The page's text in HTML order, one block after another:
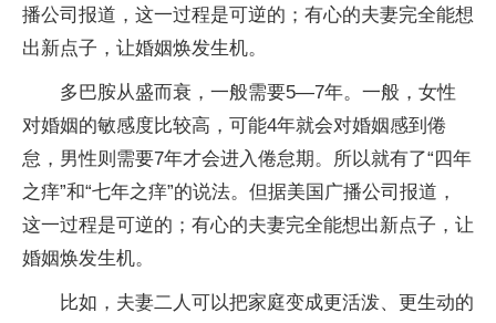
播公司报道，这一过程是可逆的；有心的夫妻完全能想
出新点子，让婚姻焕发生机。
多巴胺从盛而衰，一般需要5—7年。一般，女性
对婚姻的敏感度比较高，可能4年就会对婚姻感到倦
怠，男性则需要7年才会进入倦怠期。所以就有了“四年
之痒”和“七年之痒”的说法。但据美国广播公司报道，
这一过程是可逆的；有心的夫妻完全能想出新点子，让
婚姻焕发生机。
比如，夫妻二人可以把家庭变成更活泼、更生动的